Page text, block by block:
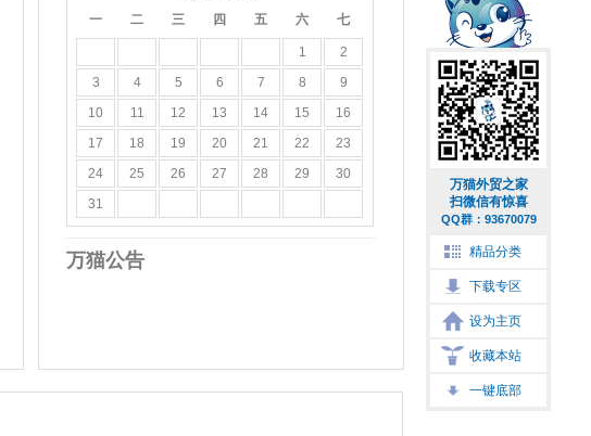
万猫外贸之家
扫微信有惊喜
QQ群：93670079
精品分类
下载专区
设为主页
收藏本站
一键底部
一 二 三 四 五 六 七
1
2
3
4 5 6 7 8
9
10
11 12 13 14 15
16
17
18 19 20 21 22
23
24
25 26 27 28 29
30
31
万猫公告